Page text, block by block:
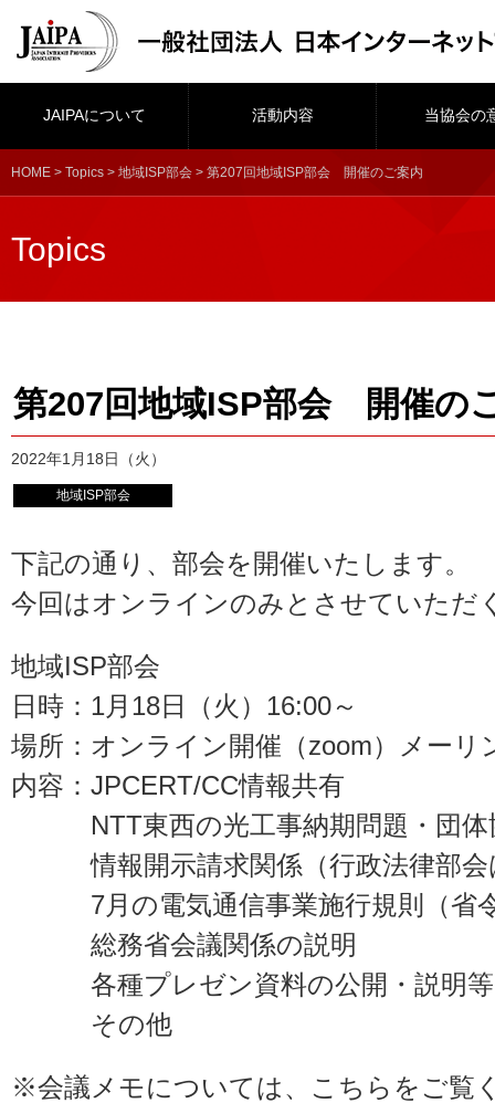
JAIPAについて 活動内容 当協会の
HOME > Topics > 地域ISP部会 > 第207回地域ISP部会 開催のご案内
Topics
第207回地域ISP部会 開催の
2022年1月18日（火）
地域ISP部会
下記の通り、部会を開催いたします。
今回はオンラインのみとさせていただ
地域ISP部会
日時：1月18日（火）16:00～
場所：オンライン開催（zoom）メー
内容：JPCERT/CC情報共有
NTT東西の光工事納期問題・団体
情報開示請求関係（行政法律部会
7月の電気通信事業施行規則（省令
総務省会議関係の説明
各種プレゼン資料の公開・説明等
その他
※会議メモについては、 こちら をご覧